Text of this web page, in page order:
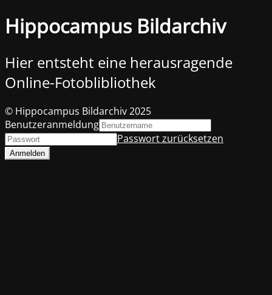
Hippocampus Bildarchiv
Hier entsteht eine herausragende
Online-Fotoblibliothek
© Hippocampus Bildarchiv 2025
Benutzeranmeldung
Passwort zurücksetzen